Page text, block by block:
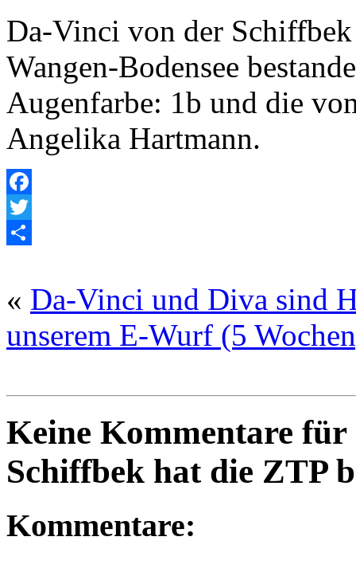
Da-Vinci von der
Wangen-Bodensee
Augenfarbe: 1b und die
Angelika Hartmann.
Facebook
Twitter
« Da-Vinci und Diva sind
unserem E-Wurf (5
Keine Kommentare
Schiffbek hat die ZTP
Kommentare: